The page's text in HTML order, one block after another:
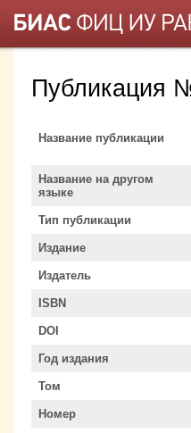
Публикация
Название публикации
Название на другом
языке
Тип публикации
Издание
Издатель
ISBN
DOI
Год издания
Том
Номер